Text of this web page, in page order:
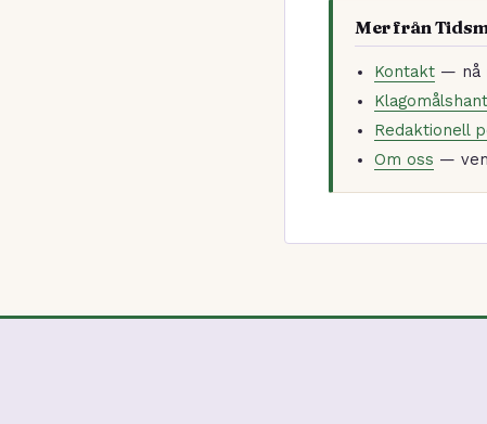
Mer från
Kontakt — nå
Redaktionell
Om oss —